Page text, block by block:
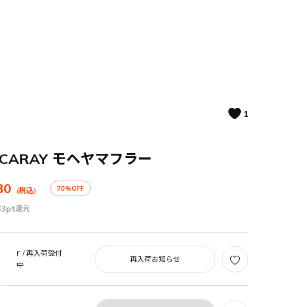
1
モヘヤマフラー
(税込) 70%OFF
還元
F /再入荷受付
中
再入荷お知らせ